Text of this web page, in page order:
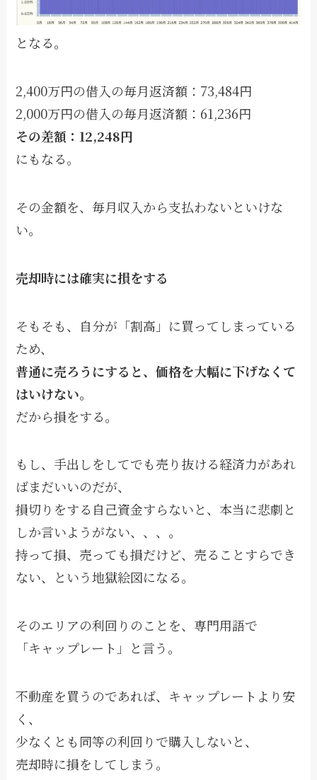
となる。
2,400万円の借入の毎月返済額：73,484円
2,000万円の借入の毎月返済額：61,236円
その差額：12,248円
にもなる。
その金額を、毎月収入から支払わないといけな
い。
売却時には確実に損をする
そもそも、自分が「割高」に買ってしまっている
ため、
普通に売ろうにすると、価格を大幅に下げなくて
はいけない。
だから損をする。
もし、手出しをしてでも売り抜ける経済力があれ
ばまだいいのだが、
損切りをする自己資金すらないと、本当に悲劇と
しか言いようがない、、、。
持って損、売っても損だけど、売ることすらでき
ない、という地獄絵図になる。
そのエリアの利回りのことを、専門用語で
「キャップレート」と言う。
不動産を買うのであれば、キャップレートより安
く、
少なくとも同等の利回りで購入しないと、
売却時に損をしてしまう。